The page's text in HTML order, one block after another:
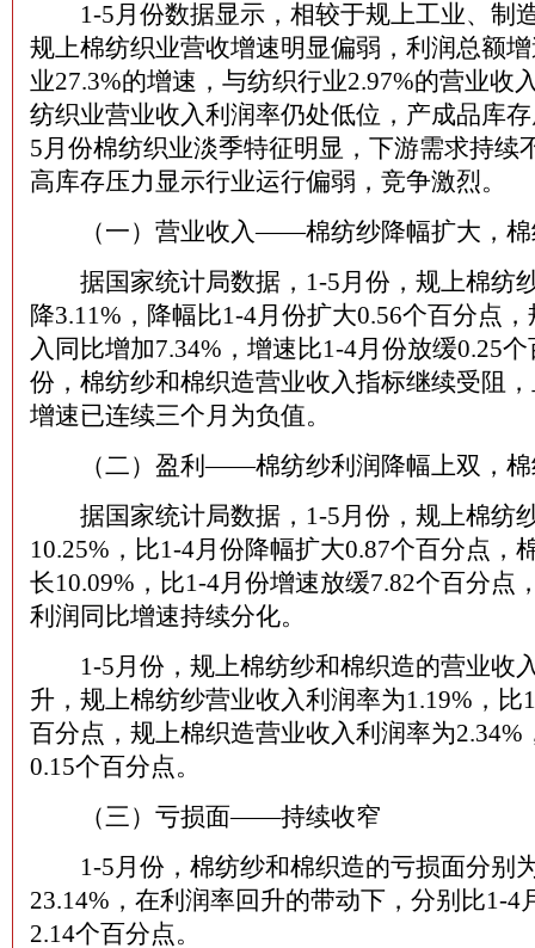
1-5月份数据显示，相较于规上工业、制
规上棉纺织业营收增速明显偏弱，利润总额
业27.3%的增速，与纺织行业2.97%的营业收
纺织业营业收入利润率仍处低位，产成品库
5月份棉纺织业淡季特征明显，下游需求持续
高库存压力显示行业运行偏弱，竞争激烈。
（一）营业收入——棉纺纱降幅扩大，棉
据国家统计局数据，1-5月份，规上棉纺
降3.11%，降幅比1-4月份扩大0.56个百分点
入同比增加7.34%，增速比1-4月份放缓0.25
份，棉纺纱和棉织造营业收入指标继续受阻
增速已连续三个月为负值。
（二）盈利——棉纺纱利润降幅上双，棉
据国家统计局数据，1-5月份，规上棉纺
10.25%，比1-4月份降幅扩大0.87个百分点，
长10.09%，比1-4月份增速放缓7.82个百分点
利润同比增速持续分化。
1-5月份，规上棉纺纱和棉织造的营业收
升，规上棉纺纱营业收入利润率为1.19%，比
百分点，规上棉织造营业收入利润率为2.34%
0.15个百分点。
（三）亏损面——持续收窄
1-5月份，棉纺纱和棉织造的亏损面分别
23.14%，在利润率回升的带动下，分别比1-4
2.14个百分点。